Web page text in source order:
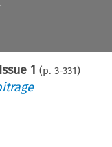
Issue 1 (p. 3-331)